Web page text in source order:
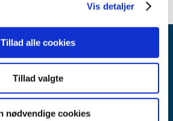
Vis detaljer
Tillad alle cookies
Tillad valgte
nødvendige cookies